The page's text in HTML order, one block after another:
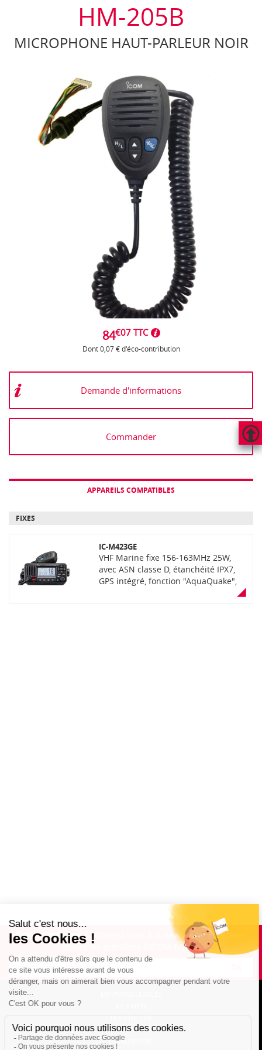
HAUT
HM-205B
MICROPHONE HAUT-PARLEUR NOIR
84€07 TTC
Dont 0,07 € d'éco-contribution
Demande d'informations
Commander
APPAREILS COMPATIBLES
FIXES
IC-M423GE
VHF Marine fixe 156-163MHz 25W,
avec ASN classe D, étanchéité IPX7,
GPS intégré, fonction "AquaQuake",
réducteur de bruit actif, noire. Livrée
Restez informé ! Abonnez-vous à la newsletter et recevez
toutes les actualités d’ICOM France
ÉVÉNEMENTS
RECRUTEMENT